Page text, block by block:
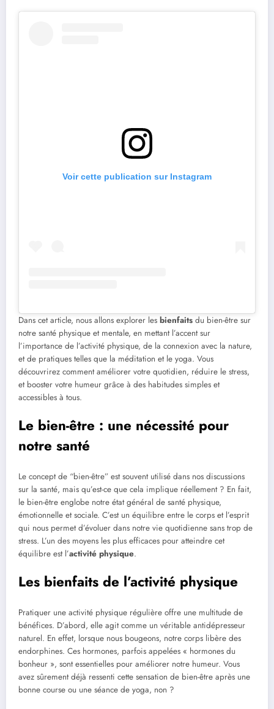
Voir cette publication sur Instagram
Dans cet article, nous allons explorer les bienfaits du bien-être sur
notre santé physique et mentale, en mettant l’accent sur
l’importance de l’activité physique, de la connexion avec la nature,
et de pratiques telles que la méditation et le yoga. Vous
découvrirez comment améliorer votre quotidien, réduire le stress,
et booster votre humeur grâce à des habitudes simples et
accessibles à tous.
Le bien-être : une nécessité pour
notre santé
Le concept de “bien-être” est souvent utilisé dans nos discussions
sur la santé, mais qu’est-ce que cela implique réellement ? En fait,
le bien-être englobe notre état général de santé physique,
émotionnelle et sociale. C’est un équilibre entre le corps et l’esprit
qui nous permet d’évoluer dans notre vie quotidienne sans trop de
stress. L’un des moyens les plus efficaces pour atteindre cet
équilibre est l’activité physique.
Les bienfaits de l’activité physique
Pratiquer une activité physique régulière offre une multitude de
bénéfices. D’abord, elle agit comme un véritable antidépresseur
naturel. En effet, lorsque nous bougeons, notre corps libère des
endorphines. Ces hormones, parfois appelées « hormones du
bonheur », sont essentielles pour améliorer notre humeur. Vous
avez sûrement déjà ressenti cette sensation de bien-être après une
bonne course ou une séance de yoga, non ?